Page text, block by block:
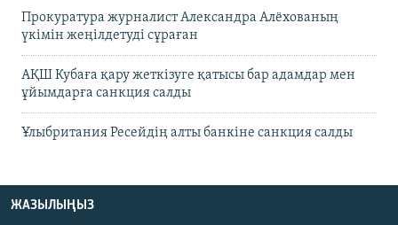
Прокуратура журналист Александра Алёхованың
үкімін жеңілдетуді сұраған
АҚШ Кубаға қару жеткізуге қатысы бар адамдар мен
ұйымдарға санкция салды
Ұлыбритания Ресейдің алты банкіне санкция салды
ЖАЗЫЛЫҢЫЗ